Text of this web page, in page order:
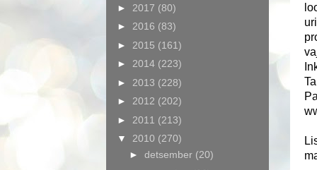
► 2017 (80)
► 2016 (83)
► 2015 (161)
► 2014 (223)
► 2013 (228)
► 2012 (202)
► 2011 (213)
▼ 2010 (270)
► detsember (20)